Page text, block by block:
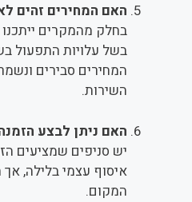
האם המחירים זהים
בחלק מהמקרים
בשל עלויות התפעול
המחירים סבירים
השירות.
האם ניתן לבצע
יש סניפים שמציעים
איסוף עצמי בלילה, אך
המקום.